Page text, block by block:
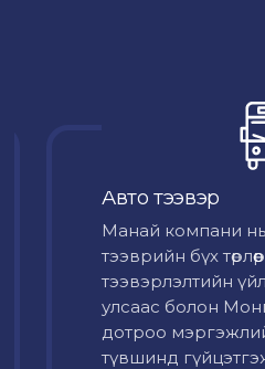
Авто тээвэр
Mанай компани
тээврийн бүх төрлөөр
тээвэрлэлтийн
улсаас болон
дотроо
түвшинд